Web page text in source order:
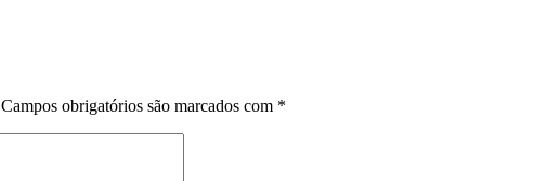
Campos obrigatórios são marcados com *